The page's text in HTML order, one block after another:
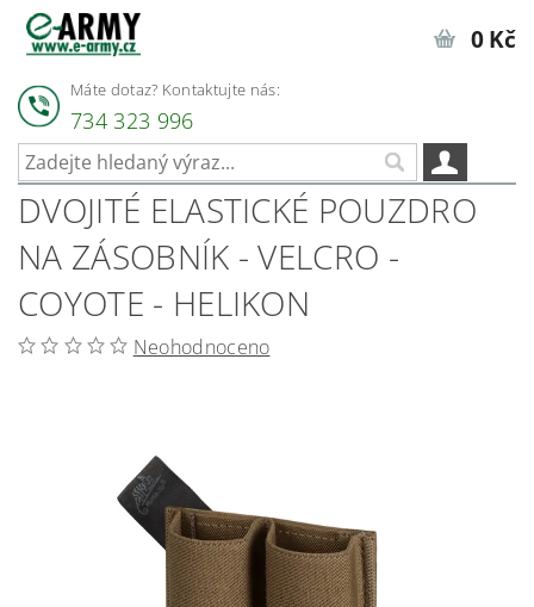
Máte dotaz? Kontaktujte nás:
734 323 996
0 Kč
DVOJITÉ ELASTICKÉ POUZDRO
NA ZÁSOBNÍK - VELCRO -
COYOTE - HELIKON
Neohodnoceno